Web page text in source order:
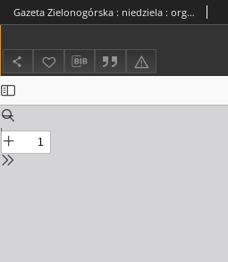
Gazeta Zielonogórska : niedziela : organ KW Polskiej Zjednoczonej Partii Robotniczej R. VII Nr 104 (3/4 maja 1958)